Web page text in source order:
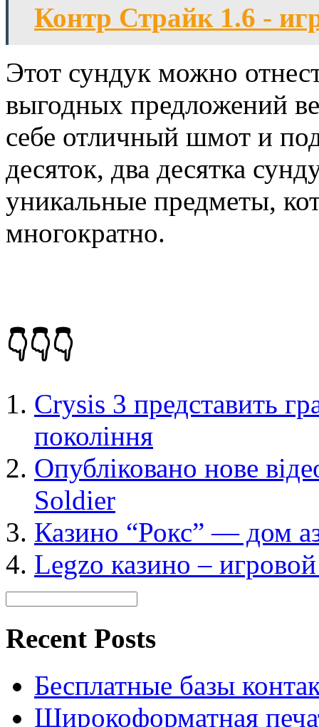
Контр Страйк 1.6 -
Этот сундук можно
выгодных предложений
себе отличный шмот и
десяток, два десятка
уникальные предметы,
многократно.
👇👇👇
Crysis 3 представить
покоління
Опубліковано нове
Soldier
Казино “Рокс” — дом
Legzo казино –
Recent Posts
Бесплатные базы
Широкоформатная